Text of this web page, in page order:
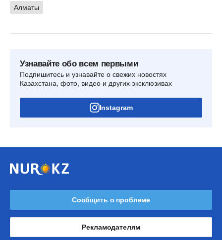
Алматы
Узнавайте обо всем первыми
Подпишитесь и узнавайте о свежих новостях
Казахстана, фото, видео и других эксклюзивах
Instagram
Сообщить о проблеме
Рекламодателям